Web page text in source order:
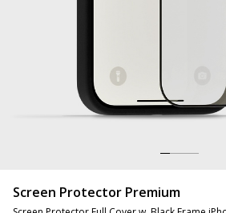
Screen Protector Premium